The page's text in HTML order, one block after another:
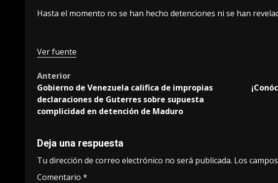
Hasta el momento no se han hecho detenciones ni se han
Ver fuente
Post
navigation
Anterior
Gobierno de Venezuela califica de impropias
declaraciones de Guterres sobre supuesta
complicidad en detención de Maduro
Deja una respuesta
Tu dirección de correo electrónico no será publicada. Los
Comentario *